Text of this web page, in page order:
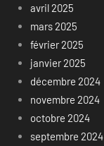
avril 2025
mars 2025
février 2025
janvier 2025
décembre 2024
novembre 2024
octobre 2024
septembre 2024